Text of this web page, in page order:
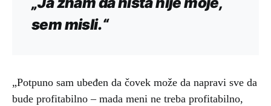
sem misli.“
„Potpuno sam ubeđen da čovek može da napravi sve da
bude profitabilno – mada meni ne treba profitabilno,